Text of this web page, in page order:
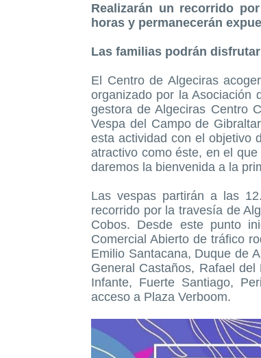
Realizarán un recorrido
horas y permanecerán
Las familias podrán
El Centro de Algeciras
organizado por la Asociación
gestora de Algeciras Centro
Vespa del Campo de
esta actividad con el objetivo
atractivo como éste, en el
daremos la bienvenida a la
Las vespas partirán a las
recorrido por la travesía de
Cobos. Desde este punto
Comercial Abierto de tráfico
Emilio Santacana, Duque de
General Castaños, Rafael
Infante, Fuerte Santiago,
acceso a Plaza Verboom.